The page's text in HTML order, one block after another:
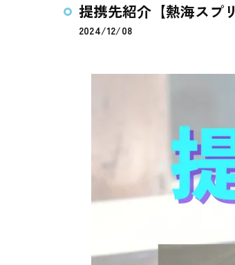
提携先紹介【熱海スプ
2024/12/08